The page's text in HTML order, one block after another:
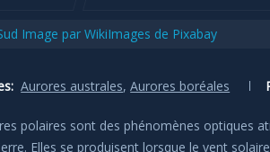
Aurores australes,Aurores boréales
polaires sont des phénomènes optiques
Elles se produisent lorsque le vent